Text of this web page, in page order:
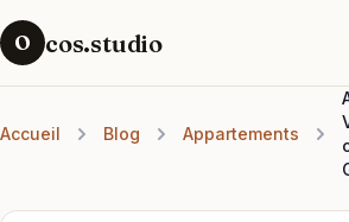
O cos.studio
Accueil Blog Appartements